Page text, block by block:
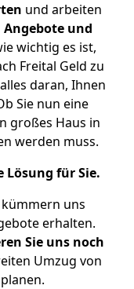
und arbeiten
Angebote und
wichtig es ist,
Freital Geld zu
daran, Ihnen
Sie nun eine
großes Haus in
werden muss.
Lösung für Sie.
kümmern uns
erhalten.
Sie uns noch
Umzug von